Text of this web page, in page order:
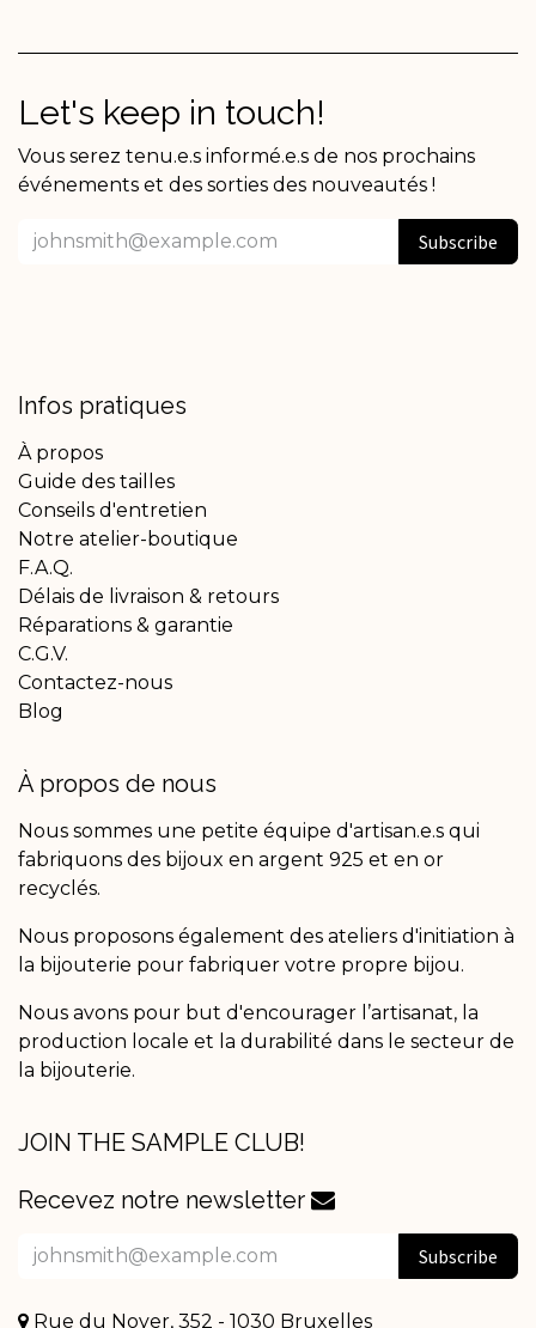
Let's keep in touch!
Vous serez tenu.e.s informé.e.s de nos prochains
événements et des sorties des nouveautés !
Subscribe
Infos pratiques
À propos
Guide des tailles
Conseils d'entretien
Notre atelier-boutique
F.A.Q.
Délais de livraison & retours
Réparations & garantie
C.G.V.
Contactez-nous
Blog
À propos de nous
Nous sommes une petite équipe d'artisan.e.s qui
fabriquons des bijoux en argent 925 et en or
recyclés.
Nous proposons également des ateliers d'initiation à
la bijouterie pour fabriquer votre propre bijou.
Nous avons pour but d'encourager l’artisanat, la
production locale et la durabilité dans le secteur de
la bijouterie.
JOIN THE SAMPLE CLUB!
Recevez notre newsletter
Subscribe
Rue du Noyer, 352 - 1030 Bruxelles